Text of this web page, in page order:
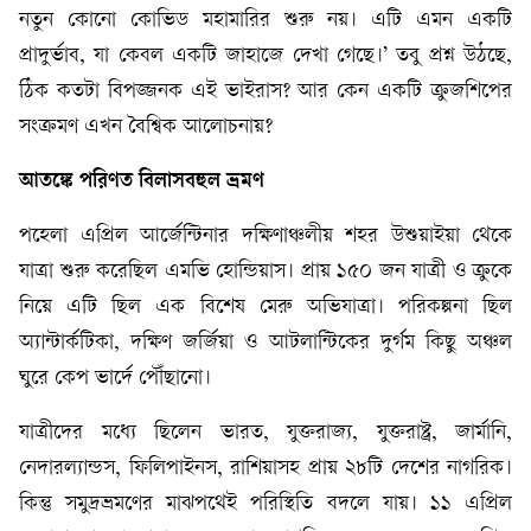
নতুন কোনো কোভিড মহামারির শুরু নয়। এটি এমন একটি
প্রাদুর্ভাব, যা কেবল একটি জাহাজে দেখা গেছে।’ তবু প্রশ্ন উঠছে,
ঠিক কতটা বিপজ্জনক এই ভাইরাস? আর কেন একটি ক্রুজশিপের
সংক্রমণ এখন বৈশ্বিক আলোচনায়?
আতঙ্কে পরিণত বিলাসবহুল ভ্রমণ
পহেলা এপ্রিল আর্জেন্টিনার দক্ষিণাঞ্চলীয় শহর উশুয়াইয়া থেকে
যাত্রা শুরু করেছিল এমভি হোন্ডিয়াস। প্রায় ১৫০ জন যাত্রী ও ক্রুকে
নিয়ে এটি ছিল এক বিশেষ মেরু অভিযাত্রা। পরিকল্পনা ছিল
অ্যান্টার্কটিকা, দক্ষিণ জর্জিয়া ও আটলান্টিকের দুর্গম কিছু অঞ্চল
ঘুরে কেপ ভার্দে পৌঁছানো।
যাত্রীদের মধ্যে ছিলেন ভারত, যুক্তরাজ্য, যুক্তরাষ্ট্র, জার্মানি,
নেদারল্যান্ডস, ফিলিপাইনস, রাশিয়াসহ প্রায় ২৮টি দেশের নাগরিক।
কিন্তু সমুদ্রভ্রমণের মাঝপথেই পরিস্থিতি বদলে যায়। ১১ এপ্রিল